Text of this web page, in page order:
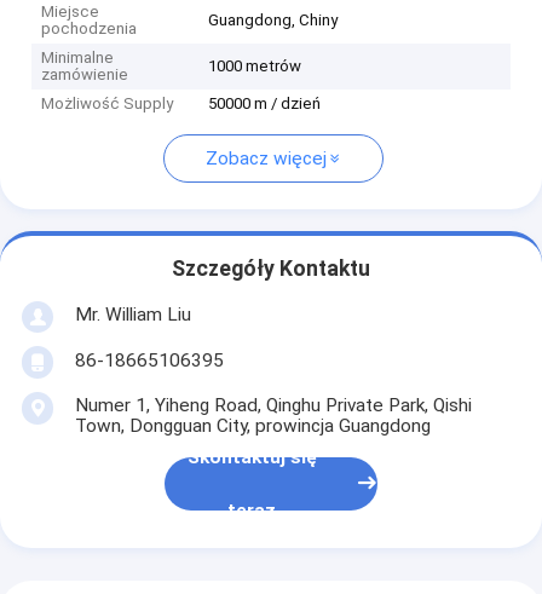
Miejsce
pochodzenia
Guangdong, Chiny
Minimalne
zamówienie
1000 metrów
Możliwość Supply 50000 m / dzień
Zobacz więcej
Szczegóły Kontaktu
Mr. William Liu
86-18665106395
Numer 1, Yiheng Road, Qinghu Private Park, Qishi
Town, Dongguan City, prowincja Guangdong
Skontaktuj się
teraz